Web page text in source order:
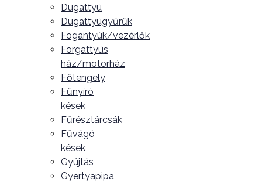
Dugattyú
Dugattyúgyűrűk
Fogantyúk/vezérlők
Forgattyús
ház/motorház
Főtengely
Fűnyíró
kések
Fűrésztárcsák
Fűvágó
kések
Gyújtás
Gyertyapipa